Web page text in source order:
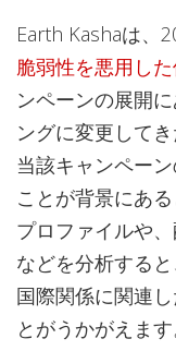
Earth Kashaは、
脆弱性を悪用した
ンペーンの展開
ングに変更して
当該キャンペー
ことが背景にあ
プロファイルや
などを分析する
国際関係に関連
とがうかがえます